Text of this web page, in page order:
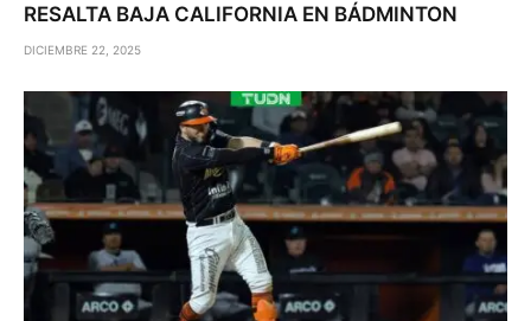
RESALTA BAJA CALIFORNIA EN BÁDMINTON
DICIEMBRE 22, 2025